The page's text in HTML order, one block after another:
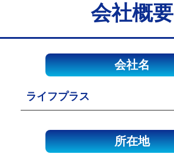
会社概要
会社名
ライフプラス
所在地